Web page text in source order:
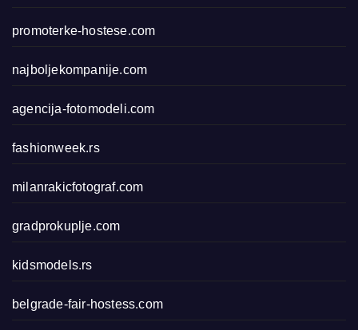
promoterke-hostese.com
najboljekompanije.com
agencija-fotomodeli.com
fashionweek.rs
milanrakicfotograf.com
gradprokuplje.com
kidsmodels.rs
belgrade-fair-hostess.com